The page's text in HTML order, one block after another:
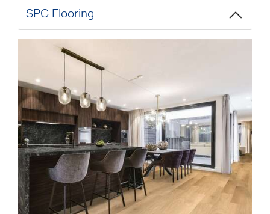
SPC Flooring